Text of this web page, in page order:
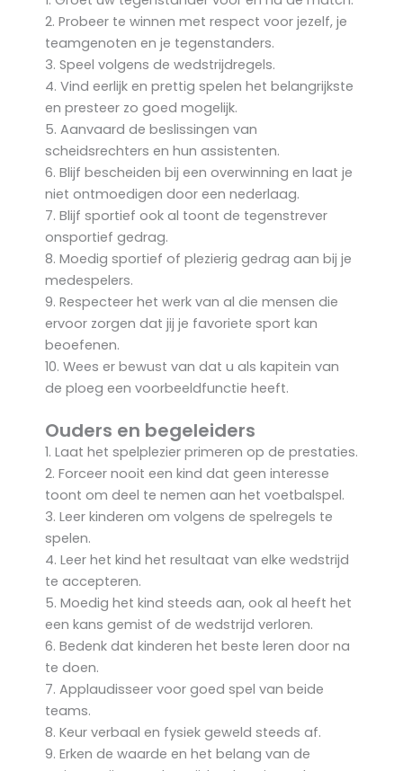
2. Probeer te winnen met respect voor jezelf, je
teamgenoten en je tegenstanders.
3. Speel volgens de wedstrijdregels.
4. Vind eerlijk en prettig spelen het belangrijkste
en presteer zo goed mogelijk.
5. Aanvaard de beslissingen van
scheidsrechters en hun assistenten.
6. Blijf bescheiden bij een overwinning en laat je
niet ontmoedigen door een nederlaag.
7. Blijf sportief ook al toont de tegenstrever
onsportief gedrag.
8. Moedig sportief of plezierig gedrag aan bij je
medespelers.
9. Respecteer het werk van al die mensen die
ervoor zorgen dat jij je favoriete sport kan
beoefenen.
10. Wees er bewust van dat u als kapitein van
de ploeg een voorbeeldfunctie heeft.
Ouders en begeleiders
1. Laat het spelplezier primeren op de prestaties.
2. Forceer nooit een kind dat geen interesse
toont om deel te nemen aan het voetbalspel.
3. Leer kinderen om volgens de spelregels te
spelen.
4. Leer het kind het resultaat van elke wedstrijd
te accepteren.
5. Moedig het kind steeds aan, ook al heeft het
een kans gemist of de wedstrijd verloren.
6. Bedenk dat kinderen het beste leren door na
te doen.
7. Applaudisseer voor goed spel van beide
teams.
8. Keur verbaal en fysiek geweld steeds af.
9. Erken de waarde en het belang van de